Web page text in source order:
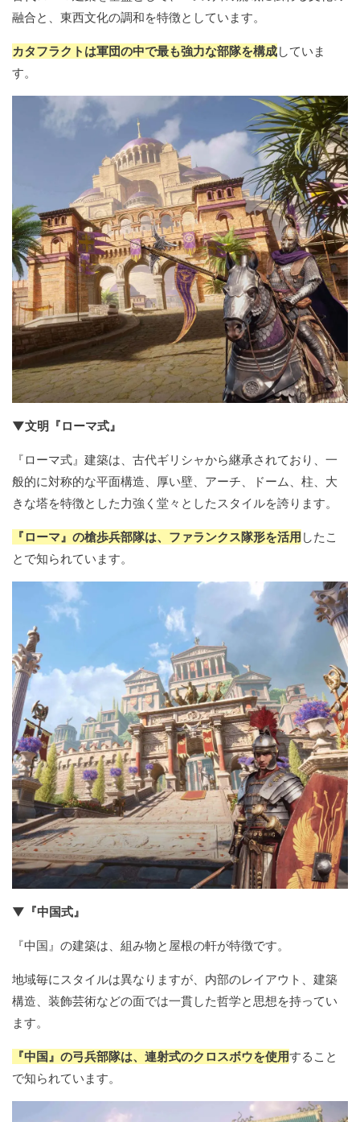
融合と、東西文化の調和を特徴としています。
カタフラクトは軍団の中で最も強力な部隊を構成していま
す。
▼文明『ローマ式』
『ローマ式』建築は、古代ギリシャから継承されており、一
般的に対称的な平面構造、厚い壁、アーチ、ドーム、柱、大
きな塔を特徴とした力強く堂々としたスタイルを誇ります。
『ローマ』の槍歩兵部隊は、ファランクス隊形を活用 したこ
とで知られています。
▼『中国式』
『中国』の建築は、組み物と屋根の軒が特徴です。
地域毎にスタイルは異なりますが、内部のレイアウト、建築
構造、装飾芸術などの面では一貫した哲学と思想を持ってい
ます。
『中国』の弓兵部隊は、連射式のクロスボウを使用すること
で知られています。